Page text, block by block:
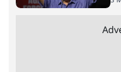
न्यूज़ बुलेटिन| 1 JUN, 2026